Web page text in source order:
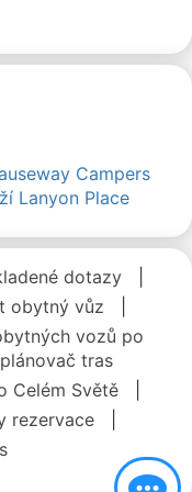
Campers
Lanyon Place
dotazy
obytný vůz
vozů po
tras
Celém Světě
rezervace